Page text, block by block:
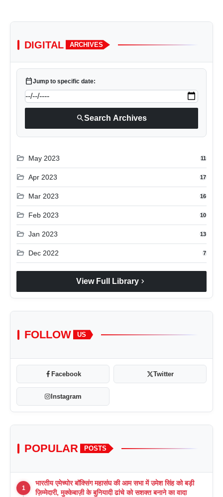
DIGITAL ARCHIVES
calendar_todayJump to specific date:
searchSearch Archives
folder_open May 2023 11
folder_open Apr 2023 17
folder_open Mar 2023 16
folder_open Feb 2023 10
folder_open Jan 2023 13
folder_open Dec 2022 7
View Full Library chevron_right
FOLLOW US
Facebook Twitter
Instagram
POPULAR POSTS
1
भारतीय एमेच्योर बॉक्सिंग महासंघ की आम सभा में उमेश सिंह को बड़ी
ज़िम्मेदारी, मुक्केबाज़ी के बुनियादी ढांचे को सशक्त बनाने का वादा